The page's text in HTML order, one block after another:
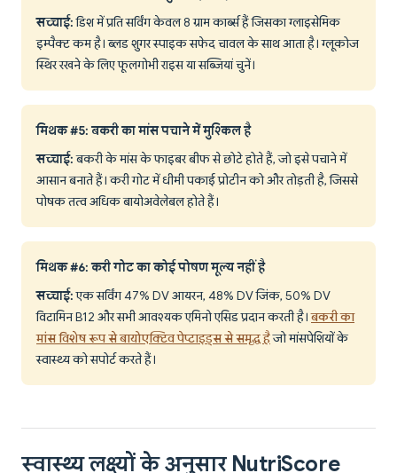
सच्चाई:डिश में प्रति सर्विंग केवल 8 ग्राम कार्ब्स हैं जिसका ग्लाइसेमिक
इम्पैक्ट कम है। ब्लड शुगर स्पाइक सफेद चावल के साथ आता है। ग्लूकोज
स्थिर रखने के लिए फूलगोभी राइस या सब्जियां चुनें।
मिथक #5: बकरी का मांस पचाने में मुश्किल है
सच्चाई:बकरी के मांस के फाइबर बीफ से छोटे होते हैं, जो इसे पचाने में
आसान बनाते हैं। करी गोट में धीमी पकाई प्रोटीन को और तोड़ती है, जिससे
पोषक तत्व अधिक बायोअवेलेबल होते हैं।
मिथक #6: करी गोट का कोई पोषण मूल्य नहीं है
सच्चाई:एक सर्विंग 47% DV आयरन, 48% DV जिंक, 50% DV
विटामिन B12 और सभी आवश्यक एमिनो एसिड प्रदान करती है।बकरी का
मांस विशेष रूप से बायोएक्टिव पेप्टाइड्स से समृद्ध हैजो मांसपेशियों के
स्वास्थ्य को सपोर्ट करते हैं।
स्वास्थ्य लक्ष्यों के अनुसार NutriScore